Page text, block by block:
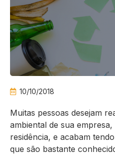
10/10/2018
Muitas pessoas desejam
ambiental de sua
residência, e acabam
que são bastante